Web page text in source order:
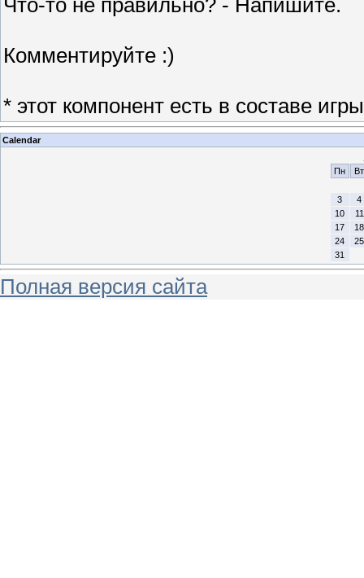
Комментируйте :)
* этот компонент есть в составе
Calendar
Пн
Вт
3
4
10
11
17
18
24
25
31
Полная версия сайта